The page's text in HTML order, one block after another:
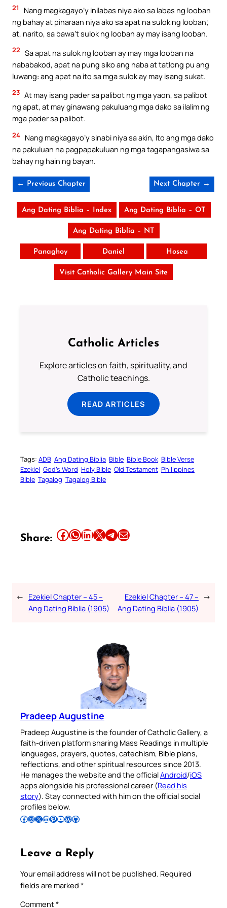
21
Nang magkagayo’y inilabas niya ako sa labas ng looban
ng bahay at pinaraan niya ako sa apat na sulok ng looban;
at, narito, sa bawa’t sulok ng looban ay may isang looban.
22 Sa apat na sulok ng looban ay may mga looban na
nababakod, apat na pung siko ang haba at tatlong pu ang
luwang: ang apat na ito sa mga sulok ay may isang sukat.
23 At may isang pader sa palibot ng mga yaon, sa palibot
ng apat, at may ginawang pakuluang mga dako sa ilalim ng
mga pader sa palibot.
24 Nang magkagayo’y sinabi niya sa akin, Ito ang mga dako
na pakuluan na pagpapakuluan ng mga tagapangasiwa sa
bahay ng hain ng bayan.
← Previous Chapter Next Chapter →
Ang Dating Biblia – Index Ang Dating Biblia – OT
Ang Dating Biblia – NT
Panaghoy Daniel Hosea
Visit Catholic Gallery Main Site
Catholic Articles
Explore articles on faith, spirituality, and
Catholic teachings.
READ ARTICLES
Tags: ADB Ang Dating Biblia Bible Bible Book Bible Verse
Ezekiel God’s Word Holy Bible Old Testament Philippines
Bible Tagalog Tagalog Bible
Share: Share this article on Facebook Share this article on WhatsApp Share this article on LinkedIn Share this article on X Share this article on TelegramEmail this Article
← Ezekiel Chapter – 45 –
Ang Dating Biblia (1905)
Ezekiel Chapter – 47 –
Ang Dating Biblia (1905)
→
Pradeep Augustine
Pradeep Augustine is the founder of Catholic Gallery, a
faith-driven platform sharing Mass Readings in multiple
languages, prayers, quotes, catechism, Bible plans,
reflections, and other spiritual resources since 2013.
He manages the website and the officialAndroid/iOS
apps alongside his professional career (Read his
story). Stay connected with him on the official social
profiles below.
Follow Pradeep on Facebook Follow Pradeep on InstagramFollow Pradeep on X Follow Pradeep on LinkedIn Follow Pradeep on Pinterest Subscribe to Pradeep’s Youtube Channel Follow Pradeep on WordPress Follow Pradeep on GitHub
Leave a Reply
Your email address will not be published. Required
fields are marked *
Comment*